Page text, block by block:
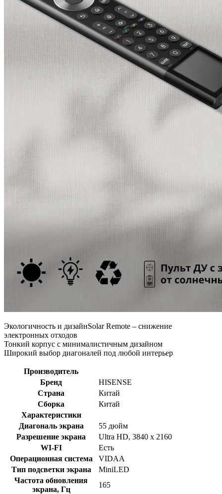
Экологичность и дизайнSolar Remote – снижение
электронных отходов
Тонкий корпус с минималистичным дизайном
Широкий выбор диагоналей под любой интерьер
Производитель
Бренд
HISENSE
Страна
Китай
Сборка
Китай
Характеристики
Диагональ экрана
55 дюйм
Разрешение экрана
Ultra HD, 3840 x 2160
WI-FI
Есть
Операционная система
VIDAA
Тип подсветки экрана
MiniLED
Частота обновления
экрана, Гц
165